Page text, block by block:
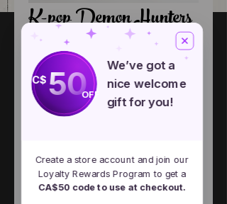
K-pop Demon Hunters
- Saja Boys
CA$22.00Price
Add to Cart
C$50OFF
We’ve got a
nice welcome
gift for you!
Create a store account and join our
Loyalty Rewards Program to get a
CA$50 code to use at checkout.